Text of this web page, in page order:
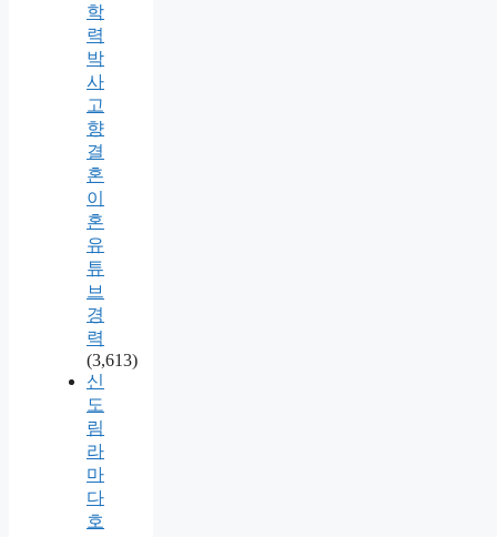
학
력
박
사
고
향
결
혼
이
혼
유
튜
브
경
력
(3,613)
신
도
림
라
마
다
호